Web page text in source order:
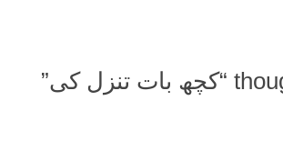
کچھ بات تنزل کی”